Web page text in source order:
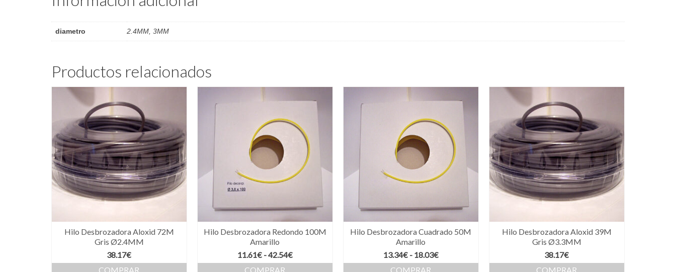
diametro 2.4MM, 3MM
Productos relacionados
Hilo Desbrozadora Aloxid 72M
Gris Ø2.4MM
38.17€
COMPRAR
Hilo Desbrozadora Redondo 100M
Amarillo
11.61€ -42.54€Rango
de
COMPRAR
Hilo Desbrozadora Cuadrado 50M
Amarillo
13.34€ - 18.03€Rango
de
COMPRAR
Hilo Desbrozadora Aloxid 39M
Gris Ø3.3MM
38.17€
COMPRAR